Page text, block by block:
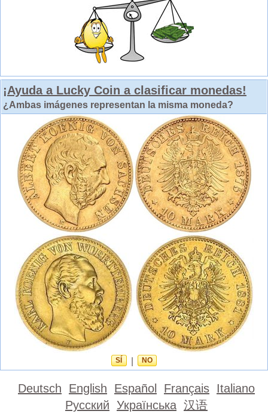
¡Ayuda a Lucky Coin a clasificar monedas!
¿Ambas imágenes representan la misma moneda?
SÍ NO
Deutsch English Español Français Italiano
Русский Українська 汉语